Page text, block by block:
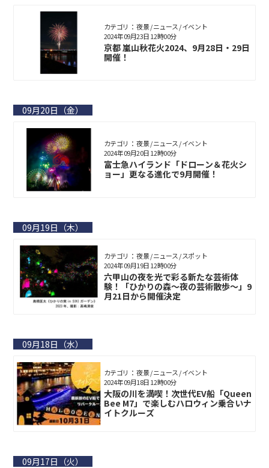
カテゴリ： 夜景 / ニュース / イベント
京都 嵐山秋花火2024、9月28日・29日
開催！
2024年09月23日 12時00分
09月20日（金）
カテゴリ： 夜景 / ニュース / イベント
富士急ハイランド「ドローン＆花火シ
ョー」更なる進化で9月開催！
2024年09月20日 12時00分
09月19日（木）
カテゴリ： 夜景 / ニュース / スポット
六甲山の夜を光で彩る新たな芸術体
験！「ひかりの森～夜の芸術散歩～」9
月21日から開催決定
2024年09月19日 12時00分
09月18日（水）
カテゴリ： 夜景 / ニュース / イベント
大阪の川を満喫！次世代EV船「Queen
Bee M7」で楽しむハロウィン乗合いナ
イトクルーズ
2024年09月18日 12時00分
09月17日（火）